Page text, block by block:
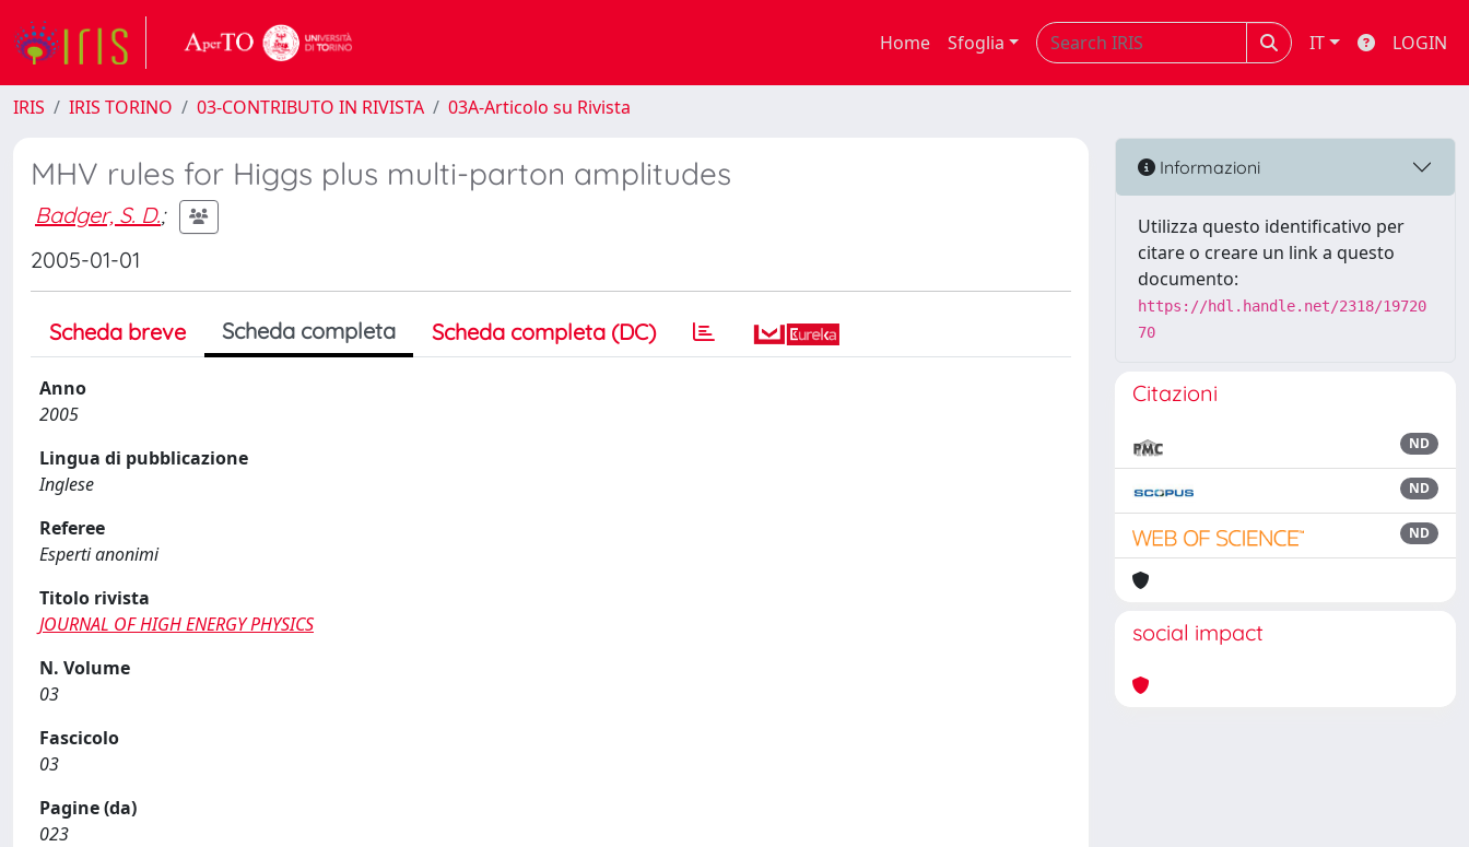
Home Sfoglia IT LOGIN
IRIS IRIS TORINO 03-CONTRIBUTO IN RIVISTA 03A-Articolo su Rivista
MHV rules for Higgs plus multi-parton amplitudes
Badger, S. D.;
2005-01-01
Scheda breve Scheda completa Scheda completa (DC)
Anno
2005
Lingua di pubblicazione
Inglese
Referee
Esperti anonimi
Titolo rivista
JOURNAL OF HIGH ENERGY PHYSICS
N. Volume
03
Fascicolo
03
Pagine (da)
023
Informazioni
Utilizza questo identificativo per
citare o creare un link a questo
documento:
https://hdl.handle.net/2318/19720
70
Citazioni
ND
ND
ND
social impact